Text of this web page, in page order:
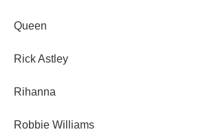
Queen
Rick Astley
Rihanna
Robbie Williams